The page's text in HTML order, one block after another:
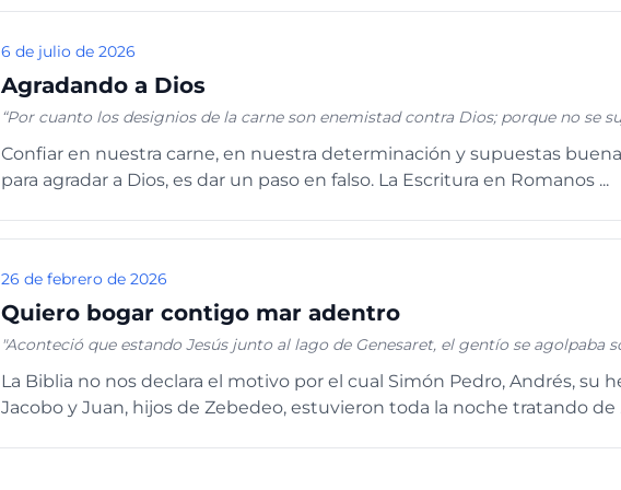
6 de julio de 2026
Agradando a Dios
“Por cuanto los designios de la carne son enemistad contra Dios; porque no se
no vivís según la carne, sino según el Espíritu, si es que el Espíritu de Dios mora
alguno no tiene el Espíritu de Cristo, no es de él.” ROMANOS 8:7-9
Confiar en nuestra carne, en nuestra determinación y supuestas
para agradar a Dios, es dar un paso en falso. La Escritura en Romanos ...
26 de febrero de 2026
Quiero bogar contigo mar adentro
"Aconteció que estando Jesús junto al lago de Genesaret, el gentío se agolpaba
habiendo descendido de ellas, lavaban sus redes. Y entrando en una de aquellas
de Simón, le rogó que la apartase de tierra un poco; y sentándose, enseñaba
pescar. Respondiendo Simón, le dijo: Maestro, toda la noche hemos estado
La Biblia no nos declara el motivo por el cual Simón Pedro, Andrés, su
Jacobo y Juan, hijos de Zebedeo, estuvieron toda la noche tratando de